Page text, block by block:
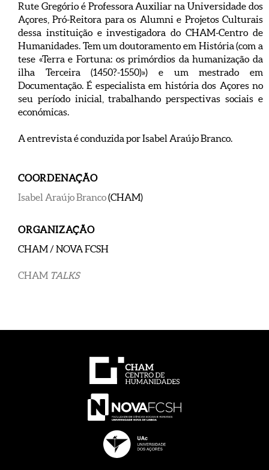
Rute Gregório é Professora Auxiliar na Universidade dos
Açores, Pró-Reitora para os Alumni e Projetos Culturais
dessa instituição e investigadora do CHAM-Centro de
Humanidades. Tem um doutoramento em História (com a
tese «Terra e Fortuna: os primórdios da humanização da
ilha Terceira (1450?-1550)») e um mestrado em
Documentação. É especialista em história dos Açores no
seu período inicial, trabalhando perspectivas sociais e
económicas.
A entrevista é conduzida por Isabel Araújo Branco.
COORDENAÇÃO
Isabel Araújo Branco(CHAM)
ORGANIZAÇÃO
CHAM / NOVA FCSH
CHAM TALKS